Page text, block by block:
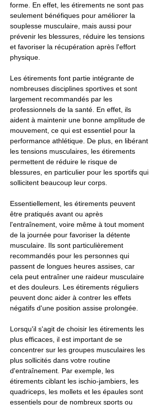
forme. En effet, les étirements ne sont pas
seulement bénéfiques pour améliorer la
souplesse musculaire, mais aussi pour
prévenir les blessures, réduire les tensions
et favoriser la récupération après l'effort
physique.
Les étirements font partie intégrante de
nombreuses disciplines sportives et sont
largement recommandés par les
professionnels de la santé. En effet, ils
aident à maintenir une bonne amplitude de
mouvement, ce qui est essentiel pour la
performance athlétique. De plus, en libérant
les tensions musculaires, les étirements
permettent de réduire le risque de
blessures, en particulier pour les sportifs qui
sollicitent beaucoup leur corps.
Essentiellement, les étirements peuvent
être pratiqués avant ou après
l'entraînement, voire même à tout moment
de la journée pour favoriser la détente
musculaire. Ils sont particulièrement
recommandés pour les personnes qui
passent de longues heures assises, car
cela peut entraîner une raideur musculaire
et des douleurs. Les étirements réguliers
peuvent donc aider à contrer les effets
négatifs d'une position assise prolongée.
Lorsqu'il s'agit de choisir les étirements les
plus efficaces, il est important de se
concentrer sur les groupes musculaires les
plus sollicités dans votre routine
d'entraînement. Par exemple, les
étirements ciblant les ischio-jambiers, les
quadriceps, les mollets et les épaules sont
essentiels pour de nombreux sports ou